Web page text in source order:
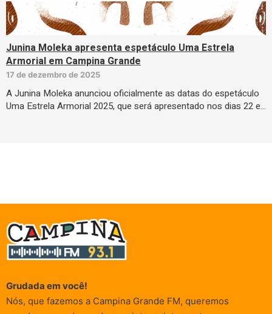
Junina Moleka apresenta espetáculo Uma Estrela
Armorial em Campina Grande
17 de dezembro de 2025
A Junina Moleka anunciou oficialmente as datas do espetáculo
Uma Estrela Armorial 2025, que será apresentado nos dias 22 e…
Grudada em você!
Nós, que fazemos a Campina Grande FM, queremos